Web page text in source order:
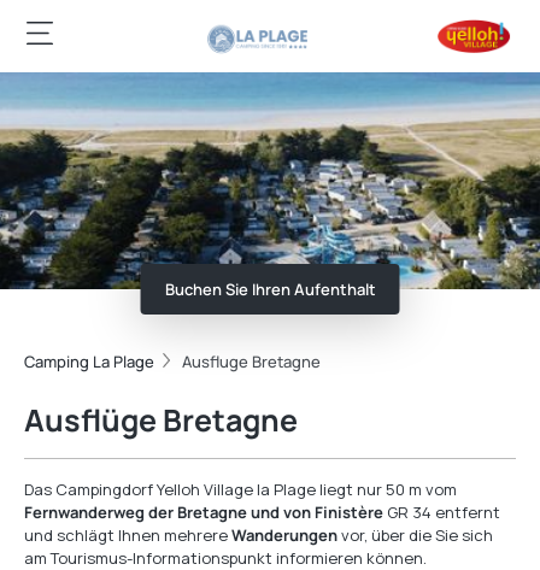
Buchen Sie Ihren Aufenthalt
Camping La Plage Ausfluge Bretagne
Ausflüge Bretagne
Das Campingdorf Yelloh Village la Plage liegt nur 50 m vom
Fernwanderweg der Bretagne und von Finistère GR 34 entfernt
und schlägt Ihnen mehrereWanderungenvor, über die Sie sich
am Tourismus-Informationspunkt informieren können.